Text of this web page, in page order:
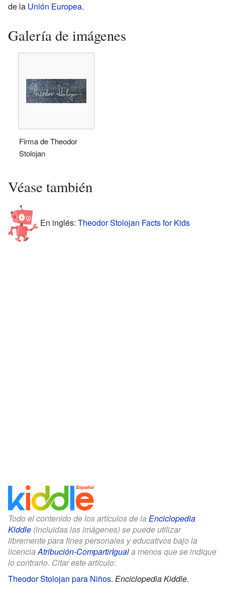
de la Unión Europea.
Galería de imágenes
Firma de Theodor
Stolojan
Véase también
En inglés: Theodor Stolojan Facts for Kids
Todo el contenido de los artículos de la Enciclopedia
Kiddle (incluidas las imágenes) se puede utilizar
libremente para fines personales y educativos bajo la
licenciaAtribución-CompartirIguala menos que se indique
lo contrario. Citar este artículo:
Theodor Stolojan para Niños. Enciclopedia Kiddle.